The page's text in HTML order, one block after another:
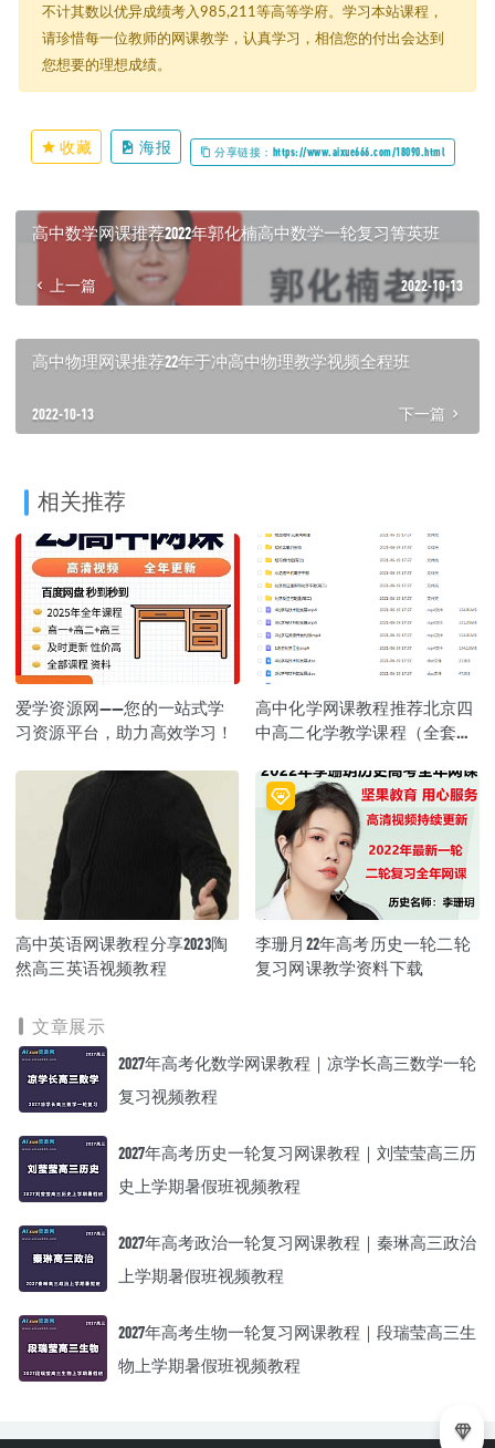
不计其数以优异成绩考入985,211等高等学府。学习本站课程，
请珍惜每一位教师的网课教学，认真学习，相信您的付出会达到
您想要的理想成绩。
收藏 海报 分享链接：https://www.aixue666.com/18090.html
高中数学网课推荐2022年郭化楠高中数学一轮复习箐英班
上一篇 2022-10-13
高中物理网课推荐22年于冲高中物理教学视频全程班
2022-10-13 下一篇
相关推荐
爱学资源网——您的一站式学
习资源平台，助力高效学习！
高中化学网课教程推荐北京四
中高二化学教学课程（全套）
高中英语网课教程分享2023陶
然高三英语视频教程
李珊月22年高考历史一轮二轮
复习网课教学资料下载
文章展示
2027年高考化数学网课教程｜凉学长高三数学一轮
复习视频教程
2027年高考历史一轮复习网课教程｜刘莹莹高三历
史上学期暑假班视频教程
2027年高考政治一轮复习网课教程｜秦琳高三政治
上学期暑假班视频教程
2027年高考生物一轮复习网课教程｜段瑞莹高三生
物上学期暑假班视频教程